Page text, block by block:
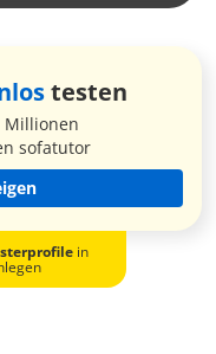
testen
Millionen
sofatutor
in